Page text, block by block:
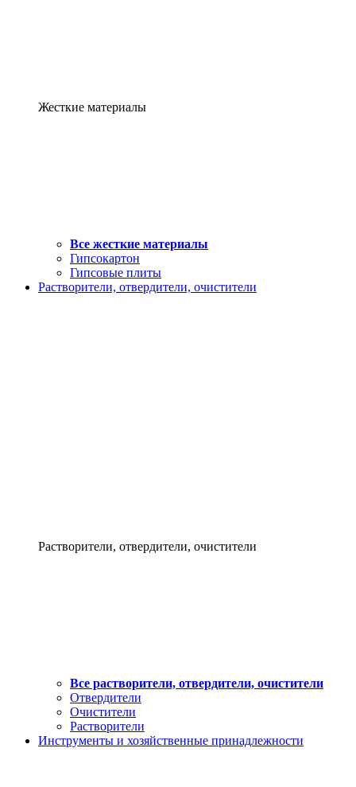
Жесткие материалы
Все жесткие материалы
Гипсокартон
Гипсовые плиты
Растворители, отвердители, очистители
Растворители, отвердители, очистители
Все растворители, отвердители, очистители
Отвердители
Очистители
Растворители
Инструменты и хозяйственные принадлежности